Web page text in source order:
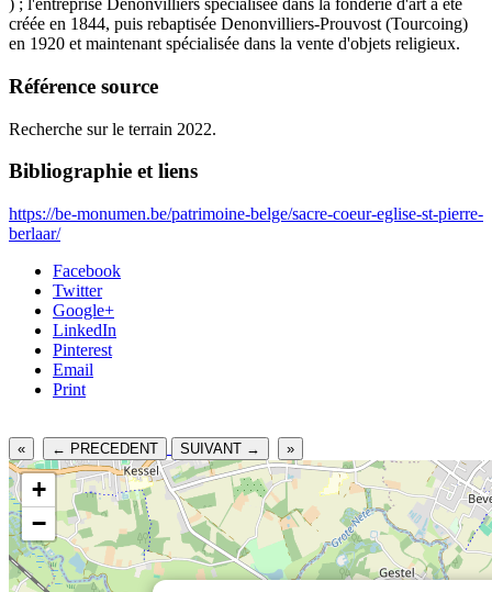
) ; l'entreprise Denonvilliers spécialisée dans la fonderie d'art a été
créée en 1844, puis rebaptisée Denonvilliers-Prouvost (Tourcoing)
en 1920 et maintenant spécialisée dans la vente d'objets religieux.
Référence source
Recherche sur le terrain 2022.
Bibliographie et liens
https://be-monumen.be/patrimoine-belge/sacre-coeur-eglise-st-pierre-
berlaar/
Facebook
Twitter
Google+
LinkedIn
Pinterest
Email
Print
« ← PRECEDENT SUIVANT → »
+
−